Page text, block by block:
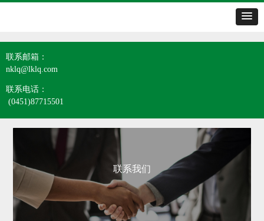
联系我们
联系电话：
联系邮箱：
nklq@lklq.com
(0451)87715501